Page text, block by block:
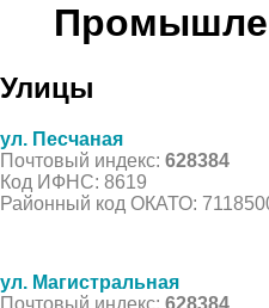
Улицы
ул. Песчаная
Почтовый индекс: 628384
Код ИФНС: 8619
Районный код ОКАТО:
ул. Магистральная
Почтовый индекс: 628384